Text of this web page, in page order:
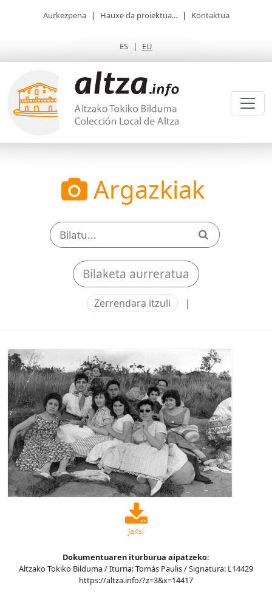
Aurkezpena | Hauxe da proiektua... | Kontaktua
ES | EU
Argazkiak
Bilaketa aurreratua
Zerrendara itzuli |
Jaitsi
Dokumentuaren iturburua aipatzeko:
Altzako Tokiko Bilduma / Iturria: Tomás Paulis / Signatura: L14429
https://altza.info/?z=3&x=14417